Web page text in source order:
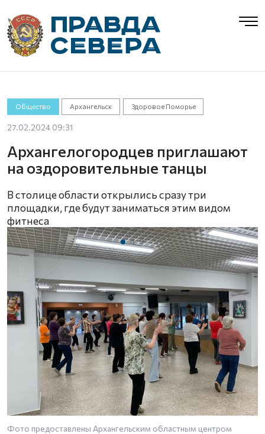
Общество Архангельск Здоровое Поморье
27.02.2024 09:31
Архангелогородцев приглашают
на оздоровительные танцы
В столице области открылись сразу три
площадки, где будут заниматься этим видом
фитнеса
Фото предоставлены Архангельским областным центром